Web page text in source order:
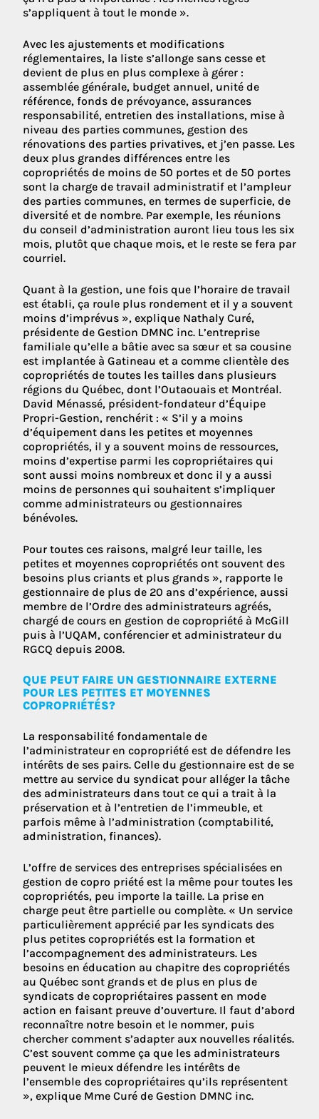
s’appliquent à tout le monde ».
Avec les ajustements et modifications
réglementaires, la liste s’allonge sans cesse et
devient de plus en plus complexe à gérer :
assemblée générale, budget annuel, unité de
référence, fonds de prévoyance, assurances
responsabilité, entretien des installations, mise à
niveau des parties communes, gestion des
rénovations des parties privatives, et j’en passe. Les
deux plus grandes différences entre les
copropriétés de moins de 50 portes et de 50 portes
sont la charge de travail administratif et l’ampleur
des parties communes, en termes de superficie, de
diversité et de nombre. Par exemple, les réunions
du conseil d’administration auront lieu tous les six
mois, plutôt que chaque mois, et le reste se fera par
courriel.
Quant à la gestion, une fois que l’horaire de travail
est établi, ça roule plus rondement et il y a souvent
moins d’imprévus », explique Nathaly Curé,
présidente de Gestion DMNC inc. L’entreprise
familiale qu’elle a bâtie avec sa sœur et sa cousine
est implantée à Gatineau et a comme clientèle des
copropriétés de toutes les tailles dans plusieurs
régions du Québec, dont l’Outaouais et Montréal.
David Ménassé, président-fondateur d’Équipe
Propri-Gestion, renchérit : « S’il y a moins
d’équipement dans les petites et moyennes
copropriétés, il y a souvent moins de ressources,
moins d’expertise parmi les copropriétaires qui
sont aussi moins nombreux et donc il y a aussi
moins de personnes qui souhaitent s’impliquer
comme administrateurs ou gestionnaires
bénévoles.
Pour toutes ces raisons, malgré leur taille, les
petites et moyennes copropriétés ont souvent des
besoins plus criants et plus grands », rapporte le
gestionnaire de plus de 20 ans d’expérience, aussi
membre de l’Ordre des administrateurs agréés,
chargé de cours en gestion de copropriété à McGill
puis à l’UQAM, conférencier et administrateur du
RGCQ depuis 2008.
QUE PEUT FAIRE UN GESTIONNAIRE EXTERNE
POUR LES PETITES ET MOYENNES
COPROPRIÉTÉS?
La responsabilité fondamentale de
l’administrateur en copropriété est de défendre les
intérêts de ses pairs. Celle du gestionnaire est de se
mettre au service du syndicat pour alléger la tâche
des administrateurs dans tout ce qui a trait à la
préservation et à l’entretien de l’immeuble, et
parfois même à l’administration (comptabilité,
administration, finances).
L’offre de services des entreprises spécialisées en
gestion de copro priété est la même pour toutes les
copropriétés, peu importe la taille. La prise en
charge peut être partielle ou complète. « Un service
particulièrement apprécié par les syndicats des
plus petites copropriétés est la formation et
l’accompagnement des administrateurs. Les
besoins en éducation au chapitre des copropriétés
au Québec sont grands et de plus en plus de
syndicats de copropriétaires passent en mode
action en faisant preuve d’ouverture. Il faut d’abord
reconnaître notre besoin et le nommer, puis
chercher comment s’adapter aux nouvelles réalités.
C’est souvent comme ça que les administrateurs
peuvent le mieux défendre les intérêts de
l’ensemble des copropriétaires qu’ils représentent
», explique Mme Curé de Gestion DMNC inc.